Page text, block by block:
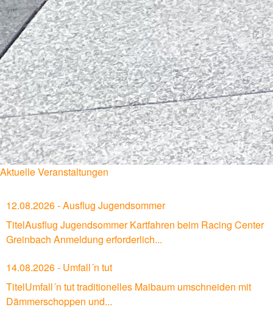
Aktuelle Veranstaltungen
12.08.2026 - Ausflug Jugendsommer
TitelAusflug Jugendsommer Kartfahren beim Racing Center
Greinbach Anmeldung erforderlich...
14.08.2026 - Umfall´n tut
TitelUmfall´n tut traditionelles Maibaum umschneiden mit
Dämmerschoppen und...